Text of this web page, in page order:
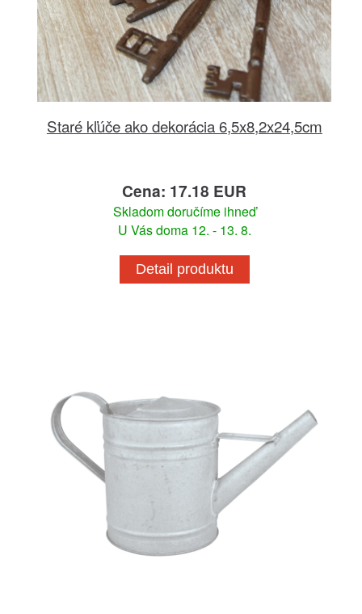
Staré kľúče ako dekorácia 6,5x8,2x24,5cm
Cena: 17.18 EUR
Skladom doručíme ihneď
U Vás doma 12. - 13. 8.
Detail produktu